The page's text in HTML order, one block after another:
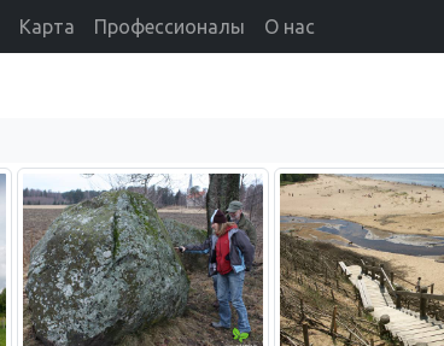
Карта Профессионалы О нас